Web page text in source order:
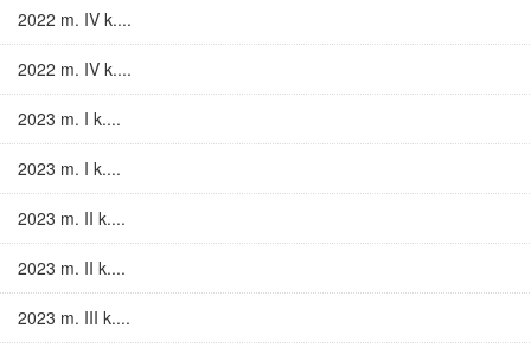
2022 m. IV k....
2022 m. IV k....
2023 m. I k....
2023 m. I k....
2023 m. II k....
2023 m. II k....
2023 m. III k....